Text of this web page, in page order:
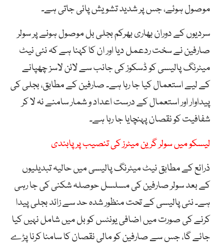
موصول ہوئے، جس پر شدید تشویش پائی جاتی ہے۔
سردیوں کے دوران بھاری بھرکم بجلی بل موصول ہونے پر سولر
صارفین نے سخت ردعمل دیا اور ان کا کہنا ہے کہ نئی نیٹ
میٹرنگ پالیسی کو ڈسکوز کی جانب سے لائن لاسز چھپانے
کے لیے استعمال کیا جا رہا ہے۔ صارفین کے مطابق، بجلی کی
پیداوار اور استعمال کے درست اعداد و شمار سامنے نہ لا کر
شفافیت کو نقصان پہنچایا جا رہا ہے۔
لیسکو میں سولر گرین میٹرز کی تنصیب پر پابندی
ذرائع کے مطابق نیٹ میٹرنگ پالیسی میں حالیہ تبدیلیوں
کے بعد سولر صارفین کی مسلسل حوصلہ شکنی کی جا رہی
ہے۔ نئی پالیسی کے تحت منظور شدہ حد سے زائد بجلی پیدا
کرنے کی صورت میں اضافی یونٹس کو بل میں شامل نہیں کیا
جائے گا، جس سے صارفین کو مالی نقصان کا سامنا کرنا پڑے